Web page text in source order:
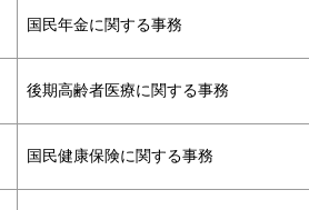
国民年金に関する事務
後期高齢者医療に関する事務
国民健康保険に関する事務